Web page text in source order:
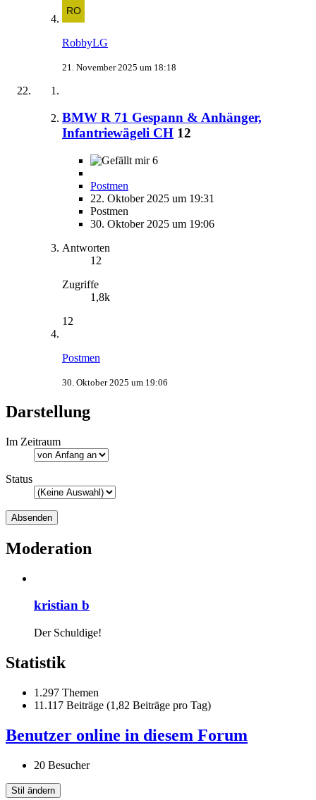
RobbyLG
21. November 2025 um 18:18
BMW R 71 Gespann & Anhänger,
Infantriewägeli CH 12
6
Postmen
22. Oktober 2025 um 19:31
Postmen
30. Oktober 2025 um 19:06
Antworten
12
Zugriffe
1,8k
12
Postmen
30. Oktober 2025 um 19:06
Darstellung
Im Zeitraum
Status
Moderation
kristian b
Der Schuldige!
Statistik
1.297 Themen
11.117 Beiträge (1,82 Beiträge pro Tag)
Benutzer online in diesem Forum
20 Besucher
Stil ändern